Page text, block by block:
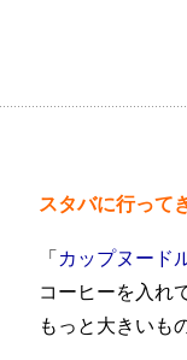
スタバに行って
「 カップヌード
コーヒーを入れ
もっと大きいも